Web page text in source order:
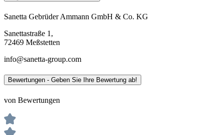
Sanetta Gebrüder Ammann GmbH & Co. KG
Sanettastraße 1,
72469 Meßstetten
info@sanetta-group.com
Bewertungen - Geben Sie Ihre Bewertung ab!
von Bewertungen